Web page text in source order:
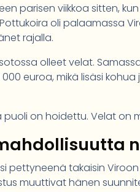
parisen viikkoa sitten,
oli palaamassa
rajalla.
olleet velat.
euroa, mikä lisäsi
on hoidettu. Velat on
pettyneenä takaisin
muuttivat hänen